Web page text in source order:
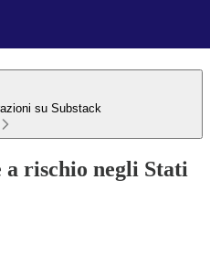
su Substack
rischio negli Stati